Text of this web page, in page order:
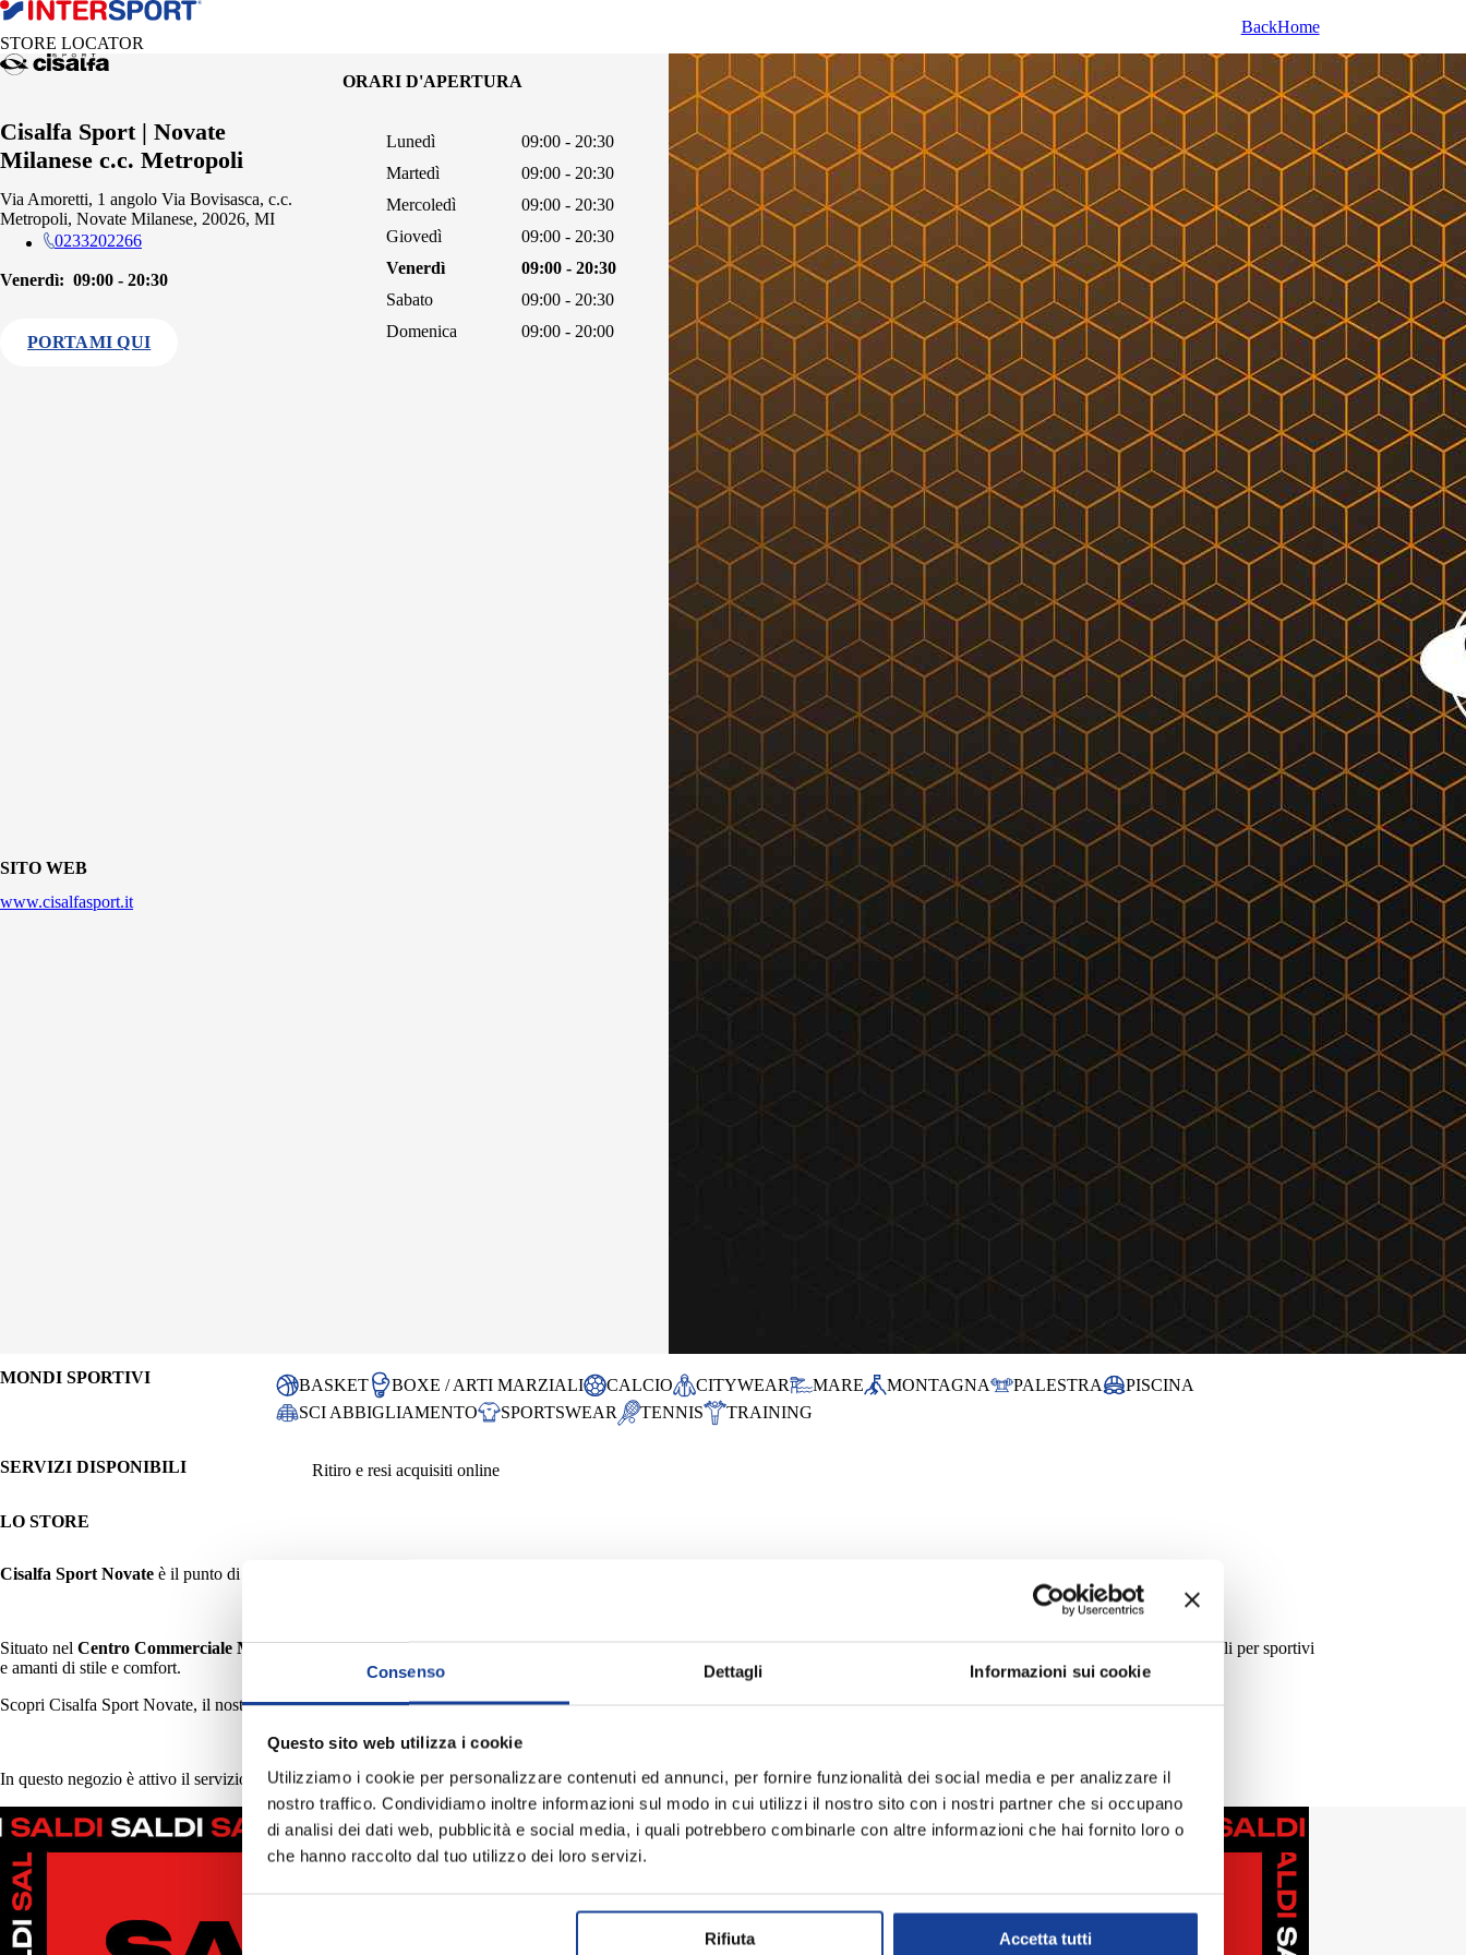
Consenso Dettagli Informazioni sui cookie
Questo sito web utilizza i cookie
Utilizziamo i cookie per personalizzare contenuti ed annunci, per fornire funzionalità dei social media e per analizzare il
nostro traffico. Condividiamo inoltre informazioni sul modo in cui utilizzi il nostro sito con i nostri partner che si occupano
di analisi dei dati web, pubblicità e social media, i quali potrebbero combinarle con altre informazioni che hai fornito loro o
che hanno raccolto dal tuo utilizzo dei loro servizi.
Rifiuta Accetta tutti
BackHome
STORE LOCATOR
Cisalfa Sport | Novate
Milanese c.c. Metropoli
Via Amoretti, 1 angolo Via Bovisasca, c.c.
Metropoli, Novate Milanese, 20026, MI
0233202266
Venerdì: 09:00 - 20:30
PORTAMI QUI
ORARI D'APERTURA
Lunedì
09:00 - 20:30
Martedì
09:00 - 20:30
Mercoledì
09:00 - 20:30
Giovedì
09:00 - 20:30
Venerdì
09:00 - 20:30
Sabato
09:00 - 20:30
Domenica
09:00 - 20:00
SITO WEB
www.cisalfasport.it
MONDI SPORTIVI BASKET BOXE / ARTI MARZIALI CALCIO CITYWEAR MARE MONTAGNA PALESTRA
PISCINA
SCI ABBIGLIAMENTO
SPORTSWEAR TENNIS TRAINING
SERVIZI DISPONIBILI Ritiro e resi acquisiti online
LO STORE
Cisalfa Sport Novate è il punto di riferimento per gli appassionati di sport e abbigliamento a Milano.
Situato nel Centro Commerciale Metropoli, con più di 750 mq di esposizione, il negozio offre un'ampia selezione di abbigliamento, calzature e accessori dei migliori brand, ideali per sportivi
e amanti di stile e comfort.
Scopri Cisalfa Sport Novate, il nostro team ti aiuta a trovare i prodotti giusti per te!
In questo negozio è attivo il servizio Click&Collect per il ritiro degli acquisti online.